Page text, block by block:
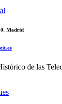
Madrid
de las